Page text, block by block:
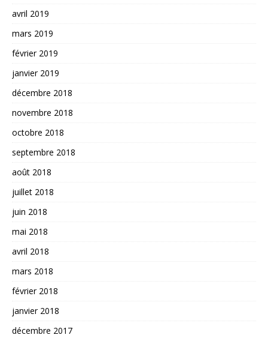
avril 2019
mars 2019
février 2019
janvier 2019
décembre 2018
novembre 2018
octobre 2018
septembre 2018
août 2018
juillet 2018
juin 2018
mai 2018
avril 2018
mars 2018
février 2018
janvier 2018
décembre 2017